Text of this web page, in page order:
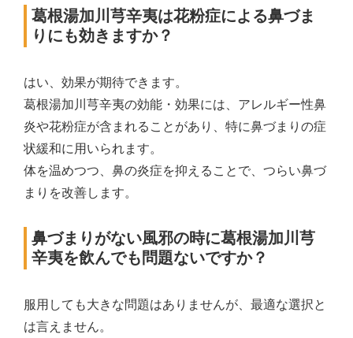
葛根湯加川芎辛夷は花粉症による鼻づま
りにも効きますか？
はい、効果が期待できます。
葛根湯加川芎辛夷の効能・効果には、アレルギー性鼻
炎や花粉症が含まれることがあり、特に鼻づまりの症
状緩和に用いられます。
体を温めつつ、鼻の炎症を抑えることで、つらい鼻づ
まりを改善します。
鼻づまりがない風邪の時に葛根湯加川芎
辛夷を飲んでも問題ないですか？
服用しても大きな問題はありませんが、最適な選択と
は言えません。